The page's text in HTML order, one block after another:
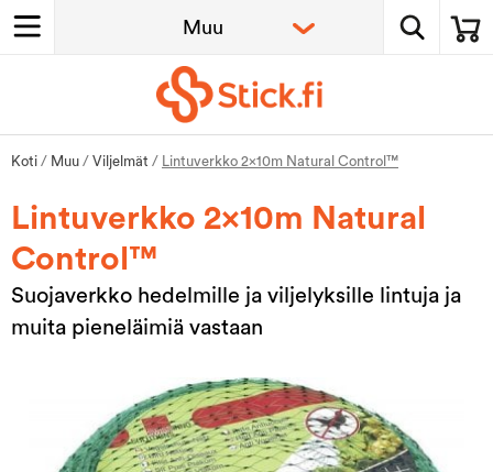
Koti / Muu / Viljelmät / Lintuverkko 2x10m Natural Control™
Lintuverkko 2x10m Natural
Control™
Suojaverkko hedelmille ja viljelyksille lintuja ja
muita pieneläimiä vastaan